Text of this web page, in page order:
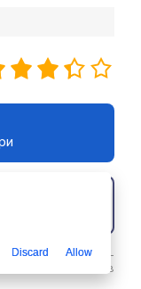
BYTANAT -
ее бесплатнов
Discard Allow